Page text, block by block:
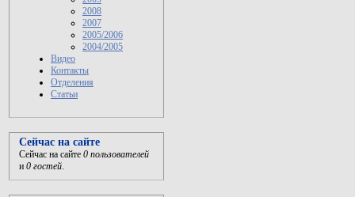
2008
2007
2005/2006
2004/2005
Видео
Контакты
Отделения
Статьи
Сейчас на сайте
Сейчас на сайте 0 пользователей
и 0 гостей